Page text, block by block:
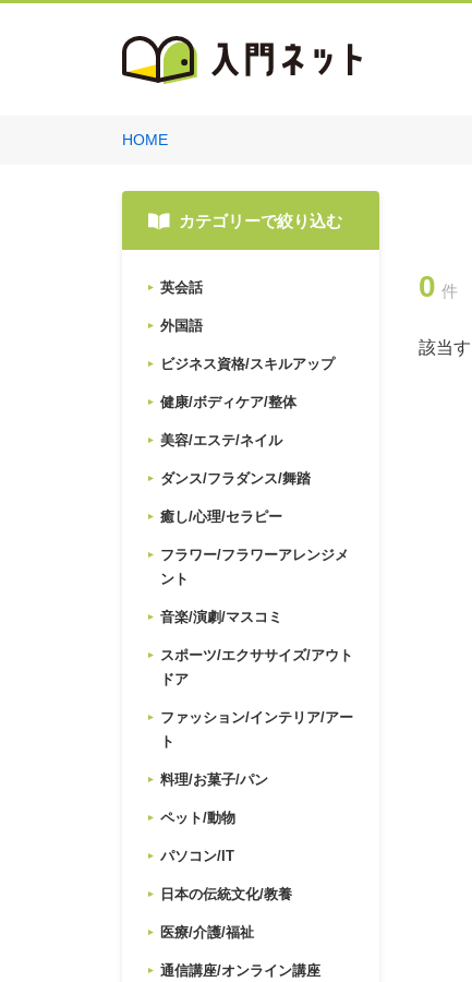
HOME
カテゴリーで絞り込む
英会話
外国語
ビジネス資格/スキルアップ
健康/ボディケア/整体
美容/エステ/ネイル
ダンス/フラダンス/舞踏
癒し/心理/セラピー
フラワー/フラワーアレンジメ
ント
音楽/演劇/マスコミ
スポーツ/エクササイズ/アウト
ドア
ファッション/インテリア/アー
ト
料理/お菓子/パン
ペット/動物
パソコン/IT
日本の伝統文化/教養
医療/介護/福祉
通信講座/オンライン講座
0 件
該当